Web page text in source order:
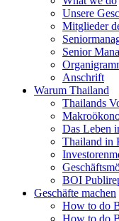
Unsere
Mitglieder
Senior
Anschrift
Warum Thailand
Thailands
Das Leben
Thailand in
BOI
Geschäfte machen
How to do